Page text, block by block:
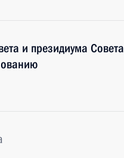
и президиума Совета